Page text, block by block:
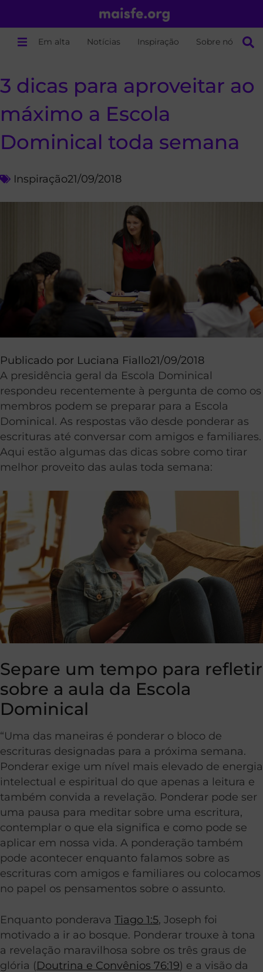
Em alta Notícias Inspiração Sobre nós
3 dicas para aproveitar ao
máximo a Escola
Dominical toda semana
Inspiração21/09/2018
Publicado por Luciana Fiallo21/09/2018
A presidência geral da Escola Dominical
respondeu recentemente à pergunta de como os
membros podem se preparar para a Escola
Dominical. As respostas vão desde ponderar as
escrituras até conversar com amigos e familiares.
Aqui estão algumas das dicas sobre como tirar
melhor proveito das aulas toda semana:
Separe um tempo para refletir
sobre a aula da Escola
Dominical
“Uma das maneiras é ponderar o bloco de
escrituras designadas para a próxima semana.
Ponderar exige um nível mais elevado de energia
intelectual e espiritual do que apenas a leitura e
também convida a revelação. Ponderar pode ser
uma pausa para meditar sobre uma escritura,
contemplar o que ela significa e como pode se
aplicar em nossa vida. A ponderação também
pode acontecer enquanto falamos sobre as
escrituras com amigos e familiares ou colocamos
no papel os pensamentos sobre o assunto.
Enquanto ponderava Tiago 1:5, Joseph foi
motivado a ir ao bosque. Ponderar trouxe à tona
a revelação maravilhosa sobre os três graus de
glória (Doutrina e Convênios 76:19) e a visão da